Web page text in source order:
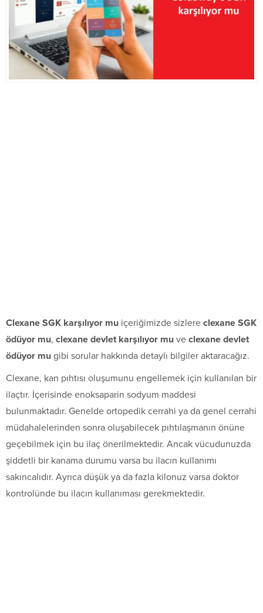
Clexane SGK karşılıyor mu içeriğimizde sizlere clexane SGK
ödüyor mu, clexane devlet karşılıyor mu ve clexane devlet
ödüyor mu gibi sorular hakkında detaylı bilgiler aktaracağız.
Clexane, kan pıhtısı oluşumunu engellemek için kullanılan bir
ilaçtır. İçerisinde enoksaparin sodyum maddesi
bulunmaktadır. Genelde ortopedik cerrahi ya da genel cerrahi
müdahalelerinden sonra oluşabilecek pıhtılaşmanın önüne
geçebilmek için bu ilaç önerilmektedir. Ancak vücudunuzda
şiddetli bir kanama durumu varsa bu ilacın kullanımı
sakıncalıdır. Ayrıca düşük ya da fazla kilonuz varsa doktor
kontrolünde bu ilacın kullanıması gerekmektedir.